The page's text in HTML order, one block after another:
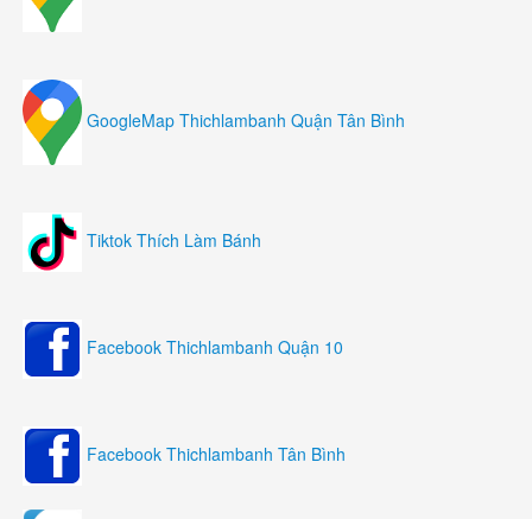
GoogleMap Thichlambanh Quận Tân Bình
Tiktok Thích Làm Bánh
Facebook Thichlambanh Quận 10
Facebook Thichlambanh Tân Bình